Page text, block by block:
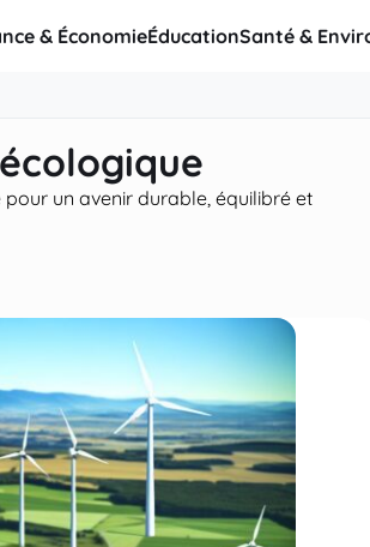
& ÉconomieÉducationSanté &
un avenir durable, équilibré et